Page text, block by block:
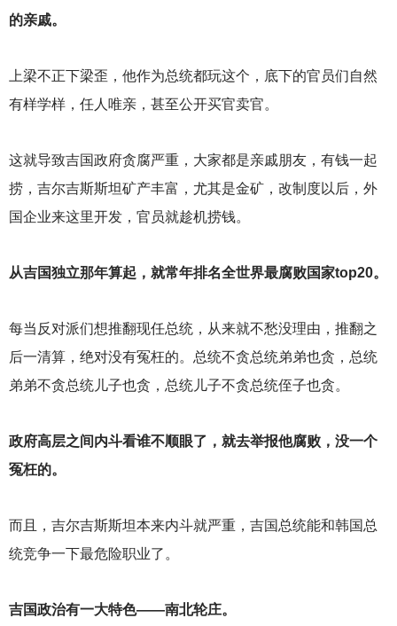
的亲戚。
上梁不正下梁歪，他作为总统都玩这个，底下的官员们自然
有样学样，任人唯亲，甚至公开买官卖官。
这就导致吉国政府贪腐严重，大家都是亲戚朋友，有钱一起
捞，吉尔吉斯斯坦矿产丰富，尤其是金矿，改制度以后，外
国企业来这里开发，官员就趁机捞钱。
从吉国独立那年算起，就常年排名全世界最腐败国家top20。
每当反对派们想推翻现任总统，从来就不愁没理由，推翻之
后一清算，绝对没有冤枉的。总统不贪总统弟弟也贪，总统
弟弟不贪总统儿子也贪，总统儿子不贪总统侄子也贪。
政府高层之间内斗看谁不顺眼了，就去举报他腐败，没一个
冤枉的。
而且，吉尔吉斯斯坦本来内斗就严重，吉国总统能和韩国总
统竞争一下最危险职业了。
吉国政治有一大特色——南北轮庄。